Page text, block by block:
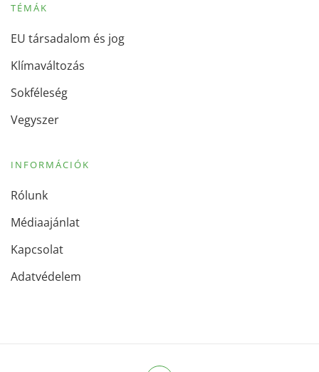
TÉMÁK
EU társadalom és jog
Klímaváltozás
Sokféleség
Vegyszer
INFORMÁCIÓK
Rólunk
Médiaajánlat
Kapcsolat
Adatvédelem